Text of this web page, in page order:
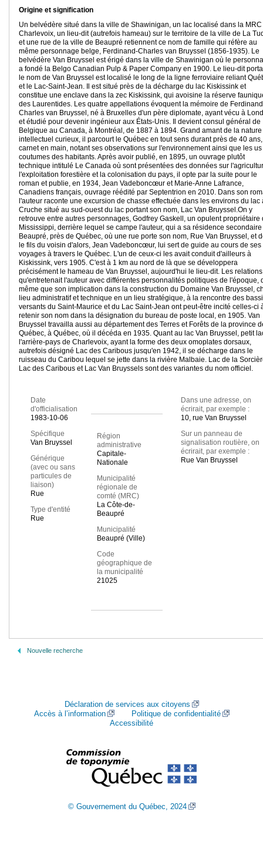
Origine et signification
Un belvédère situé dans la ville de Shawinigan, un lac localisé dans la
Charlevoix, un lieu-dit (autrefois hameau) sur le territoire de la ville de La
et une rue de la ville de Beaupré retiennent ce nom de famille qui réfère au
même personnage belge, Ferdinand-Charles van Bruyssel (1856-1935). Le
belvédère Van Bruyssel est érigé dans la ville de Shawinigan où le
a fondé la Belgo Canadian Pulp & Paper Company en 1900. Le lieu-dit
le nom de Van Bruyssel est localisé le long de la ligne ferroviaire reliant
et le Lac-Saint-Jean. Il est situé près de la décharge du lac Kiskissink et
constitue une enclave dans la zec Kiskissink, qui avoisine la réserve
des Laurentides. Les quatre appellations évoquent la mémoire de
Charles van Bruyssel, né à Bruxelles d'un père diplomate, ayant vécu à
et étudié pour devenir ingénieur aux États-Unis. Il devient consul général de
Belgique au Canada, à Montréal, de 1887 à 1894. Grand amant de la nature
intellectuel curieux, il parcourt le Québec en tout sens durant près de 40 ans,
carnet en main, notant ses observations sur l'environnement ainsi que les us
coutumes des habitants. Après avoir publié, en 1895, un ouvrage plutôt
technique intitulé Le Canada où sont présentées des données sur
l'exploitation forestière et la colonisation du pays, il opte par la suite pour le
roman et publie, en 1934, Jean Vadeboncœur et Marie-Anne Lafrance,
Canadiens français, ouvrage réédité par Septentrion en 2010. Dans son
l'auteur raconte une excursion de chasse effectuée dans les environs du lac
Cruche situé au sud-ouest du lac portant son nom, Lac Van Bruyssel.On y
retrouve entre autres personnages, Godfrey Gaskell, un opulent propriétaire
Mississippi, derrière lequel se campe l'auteur, qui a sa résidence secondaire
Beaupré, près de Québec, où une rue porte son nom, Rue Van Bruyssel, et
le fils du voisin d'alors, Jean Vadeboncœur, lui sert de guide au cours de ses
voyages à travers le Québec. L'un de ceux-ci les avait conduit d'ailleurs à
Kiskissink, vers 1905. C'est à 1 km au nord de là que se développera
précisément le hameau de Van Bruyssel, aujourd'hui le lieu-dit. Les relations
qu'entretenait l'auteur avec différentes personnalités politiques de l'époque,
même que son implication dans la construction du Domaine Van Bruyssel,
lieu administratif et technique en un lieu stratégique, à la rencontre des
versants du Saint-Maurice et du Lac Saint-Jean ont peut-être incité celles-ci
retenir son nom dans la désignation du bureau de poste local, en 1905. Van
Bruyssel travailla aussi au département des Terres et Forêts de la province
Québec, à Québec, où il décéda en 1935. Quant au lac Van Bruyssel, petit
l'arrière-pays de Charlevoix, ayant la forme des deux omoplates dorsaux,
autrefois désigné Lac des Caribous jusqu'en 1942, il se décharge dans le
ruisseau du Caribou lequel se jette dans la rivière Malbaie. Lac de la
Lac des Caribous et Lac Van Bruyssels sont des variantes du nom officiel.
Date
d'officialisation
1983-10-06
Spécifique
Van Bruyssel
Générique
(avec ou sans
particules de
liaison)
Rue
Type d'entité
Rue
Région
administrative
Capitale-
Nationale
Municipalité
régionale de
comté (MRC)
La Côte-de-
Beaupré
Municipalité
Beaupré (Ville)
Code
géographique de
la municipalité
21025
Dans une adresse, on
écrirait, par exemple :
10, rue Van Bruyssel
Sur un panneau de
signalisation routière, on
écrirait, par exemple :
Rue Van Bruyssel
Nouvelle recherche
Déclaration de services aux citoyens
Accès à l’information
Politique de confidentialité
Accessibilité
© Gouvernement du Québec, 2024